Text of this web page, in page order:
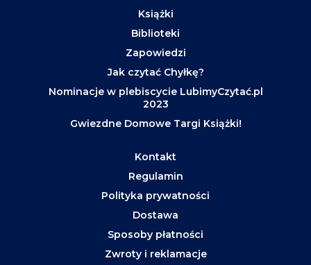
Książki
Biblioteki
Zapowiedzi
Jak czytać Chyłkę?
Nominacje w plebiscycie LubimyCzytać.pl
2023
Gwiezdne Domowe Targi Książki!
Kontakt
Regulamin
Polityka prywatności
Dostawa
Sposoby płatności
Zwroty i reklamacje